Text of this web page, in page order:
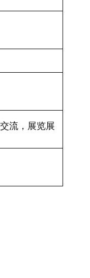
流，展览展
习近平给东北大